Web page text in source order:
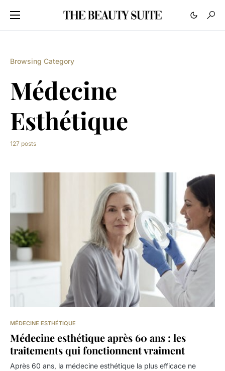
Browsing Category
Médecine
Esthétique
127 posts
MÉDECINE ESTHÉTIQUE
Médecine esthétique après 60 ans : les
traitements qui fonctionnent vraiment
Après 60 ans, la médecine esthétique la plus efficace ne